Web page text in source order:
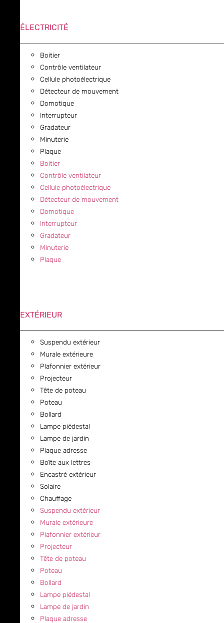
ÉLECTRICITÉ
Boitier
Contrôle ventilateur
Cellule photoélectrique
Détecteur de mouvement
Domotique
Interrupteur
Gradateur
Minuterie
Plaque
Boitier
Contrôle ventilateur
Cellule photoélectrique
Détecteur de mouvement
Domotique
Interrupteur
Gradateur
Minuterie
Plaque
EXTÉRIEUR
Suspendu extérieur
Murale extérieure
Plafonnier extérieur
Projecteur
Tête de poteau
Poteau
Bollard
Lampe piédestal
Lampe de jardin
Plaque adresse
Boîte aux lettres
Encastré extérieur
Solaire
Chauffage
Suspendu extérieur
Murale extérieure
Plafonnier extérieur
Projecteur
Tête de poteau
Poteau
Bollard
Lampe piédestal
Lampe de jardin
Plaque adresse